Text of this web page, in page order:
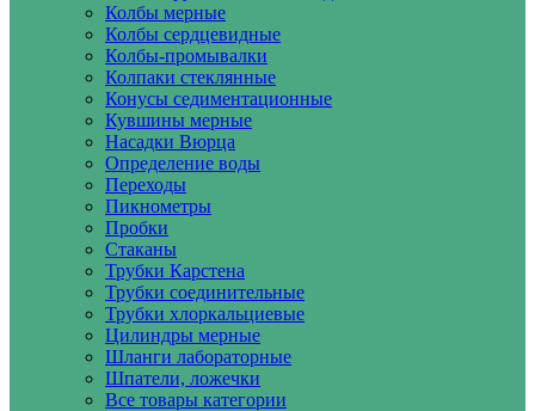
Колбы мерные
Колбы сердцевидные
Колбы-промывалки
Колпаки стеклянные
Конусы седиментационные
Кувшины мерные
Насадки Вюрца
Определение воды
Переходы
Пикнометры
Пробки
Стаканы
Трубки Карстена
Трубки соединительные
Трубки хлоркальциевые
Цилиндры мерные
Шланги лабораторные
Шпатели, ложечки
Все товары категории